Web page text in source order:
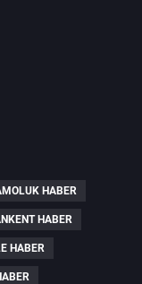
HABER
HABER
HABER